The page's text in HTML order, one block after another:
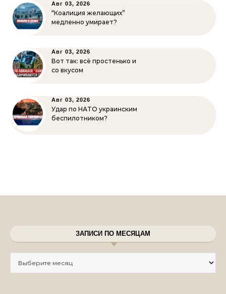
Авг 03, 2026
“Коалиция желающих”
медленно умирает?
Авг 03, 2026
Вот так: всё простенько и
со вкусом
Авг 03, 2026
Удар по НАТО украинским
беспилотником?
ЗАПИСИ ПО МЕСЯЦАМ